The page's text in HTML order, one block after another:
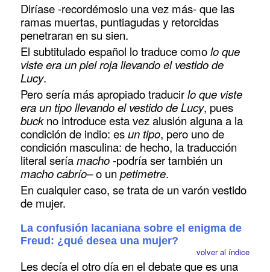
Diríase -recordémoslo una vez más- que las
ramas muertas, puntiagudas y retorcidas
penetraran en su sien.
El subtitulado español lo traduce comolo que
viste era un piel roja llevando el vestido de
Lucy.
Pero sería más apropiado traducirlo que viste
era un tipo llevando el vestido de Lucy, pues
buckno introduce esta vez alusión alguna a la
condición de indio: esun tipo, pero uno de
condición masculina: de hecho, la traducción
literal seríamacho-podría ser también un
macho cabrío– o unpetimetre.
En cualquier caso, se trata de un varón vestido
de mujer.
La confusión lacaniana sobre el enigma de
Freud: ¿qué desea una mujer?
volver al índice
Les decía el otro día en el debate que es una